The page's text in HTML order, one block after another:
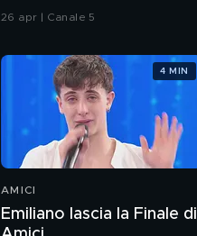
Chiatti"
26 apr | Canale 5
AMICI
Emiliano lascia la Finale di
4 MIN